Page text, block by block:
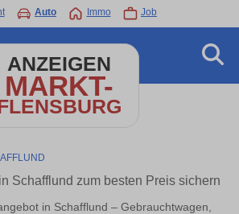
Auto Immo Job
ANZEIGEN
MARKT-
Schafflund zum besten Preis sichern
in Schafflund – Gebrauchtwagen,